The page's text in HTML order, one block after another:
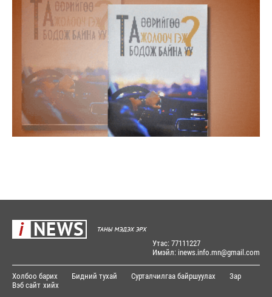
Утас: 77111227
Имэйл: inews.info.mn@gmail.com
Холбоо барих Бидний тухай Сурталчилгаа байршуулах
Зар
Вэб сайт хийх